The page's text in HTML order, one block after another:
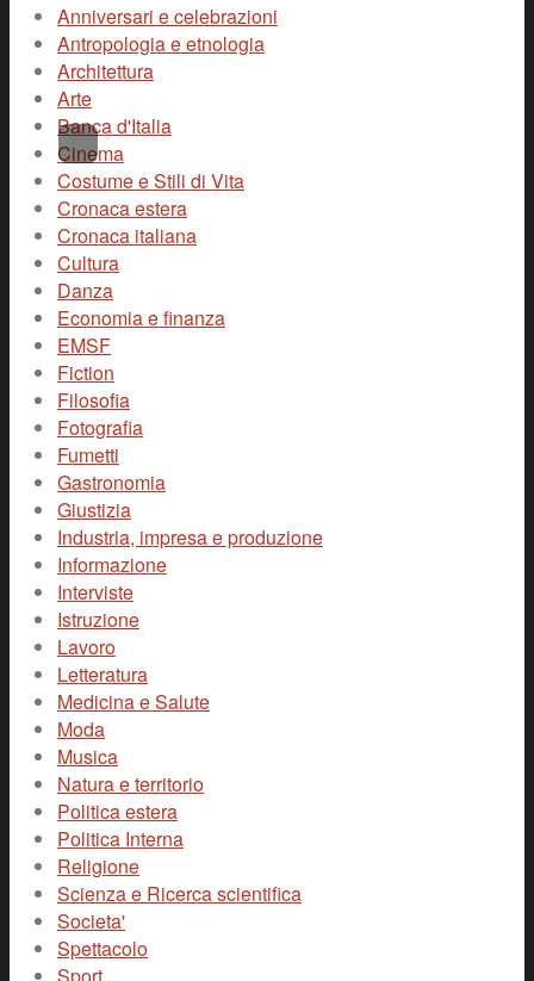
Anniversari e celebrazioni
Antropologia e etnologia
Architettura
Arte
Banca d'Italia
Cinema
Costume e Stili di Vita
Cronaca estera
Cronaca italiana
Cultura
Danza
Economia e finanza
EMSF
Fiction
Filosofia
Fotografia
Fumetti
Gastronomia
Giustizia
Industria, impresa e produzione
Informazione
Interviste
Istruzione
Lavoro
Letteratura
Medicina e Salute
Moda
Musica
Natura e territorio
Politica estera
Politica Interna
Religione
Scienza e Ricerca scientifica
Societa'
Spettacolo
Sport